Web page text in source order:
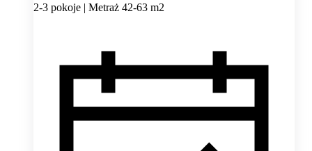
2-3 pokoje | Metraż 42-63 m2